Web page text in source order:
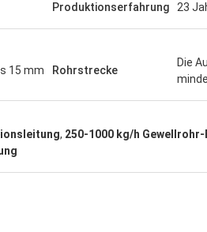
Produktionserfahrung 23
15 mm Rohrstrecke
Die
, 250-1000 kg/h